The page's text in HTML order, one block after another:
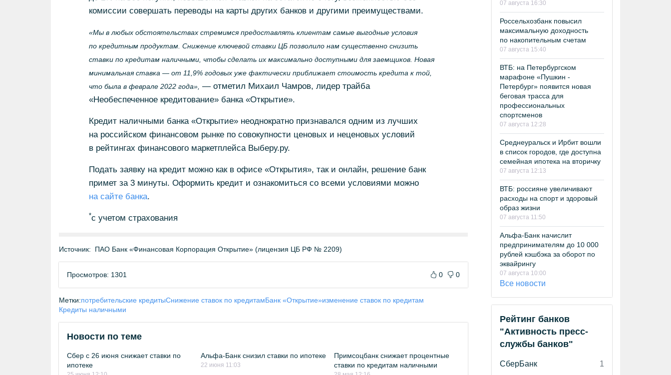
комиссии совершать переводы на карты других банков и другими преимуществами.
«Мы в любых обстоятельствах стремимся предоставлять клиентам самые выгодные условия
по кредитным продуктам. Снижение ключевой ставки ЦБ позволило нам существенно снизить
ставки по кредитам наличными, чтобы сделать их максимально доступными для заемщиков. Новая
минимальная ставка — от 11,9% годовых уже фактически приближает стоимость кредита к той,
что была в феврале 2022 года», — отметил Михаил Чамров, лидер трайба
«Необеспеченное кредитование» банка «Открытие».
Кредит наличными банка «Открытие» неоднократно признавался одним из лучших
на российском финансовом рынке по совокупности ценовых и неценовых условий
в рейтингах финансового маркетплейса Выберу.ру.
Подать заявку на кредит можно как в офисе «Открытия», так и онлайн, решение банк
примет за 3 минуты. Оформить кредит и ознакомиться со всеми условиями можно
на сайте банка.
*с учетом страхования
Источник: ПАО Банк «Финансовая Корпорация Открытие» (лицензия ЦБ РФ № 2209)
Просмотров: 1301 0 0
Метки:потребительские кредитыСнижение ставок по кредитамБанк «Открытие»изменение ставок по кредитам
Кредиты наличными
Новости по теме
Сбер с 26 июня снижает ставки по
ипотеке
Альфа-Банк снизил ставки по ипотеке
22 июня 11:03
Примсоцбанк снижает процентные
ставки по кредитам наличными
07 августа 16:30
Россельхозбанк повысил
максимальную доходность
по накопительным счетам
07 августа 15:40
ВТБ: на Петербургском
марафоне «Пушкин -
Петербург» появится новая
беговая трасса для
профессиональных
спортсменов
07 августа 12:28
Среднеуральск и Ирбит вошли
в список городов, где доступна
семейная ипотека на вторичку
07 августа 12:13
ВТБ: россияне увеличивают
расходы на спорт и здоровый
образ жизни
07 августа 11:50
Альфа-Банк начислит
предпринимателям до 10 000
рублей кэшбэка за оборот по
эквайрингу
07 августа 10:00
Все новости
Рейтинг банков
"Активность пресс-
службы банков"
СберБанк
1